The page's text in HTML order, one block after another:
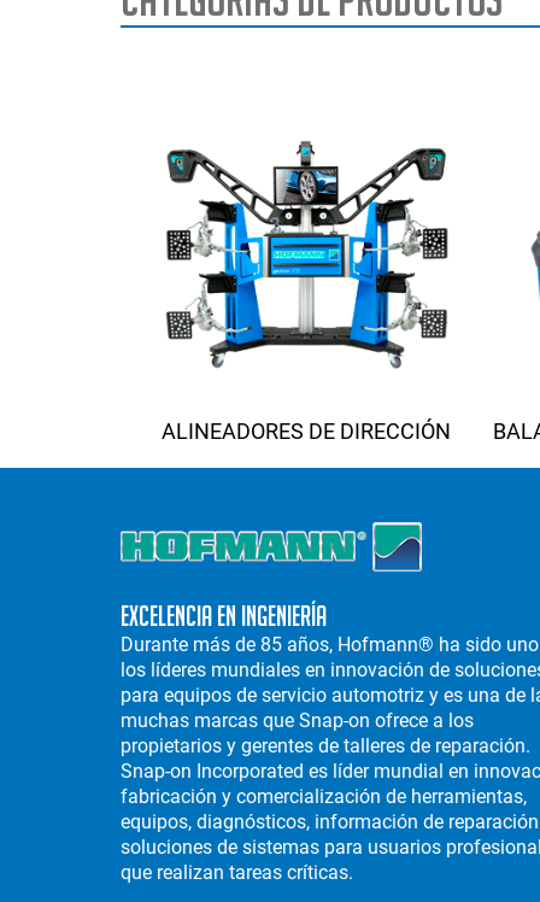
ALINEADORES DE DIRECCIÓN
Excelencia en Ingeniería
Durante más de 85 años, Hofmann® ha sido
los líderes mundiales en innovación de
para equipos de servicio automotriz y es una de
muchas marcas que Snap-on ofrece a los
propietarios y gerentes de talleres de reparación.
Snap-on Incorporated es líder mundial en
fabricación y comercialización de herramientas,
equipos, diagnósticos, información de
soluciones de sistemas para usuarios
que realizan tareas críticas.